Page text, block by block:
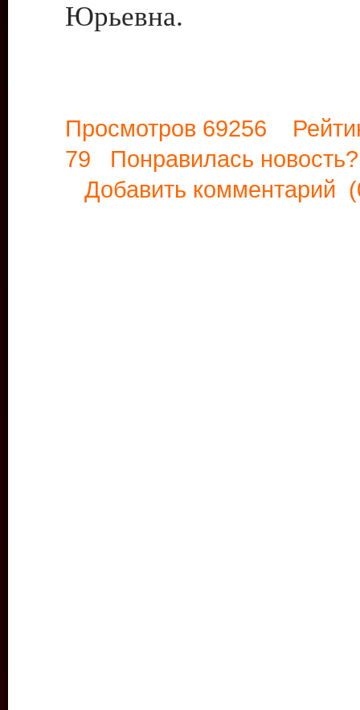
Юрьевна.
Просмотров 69256
79 Понравилась
Добавить комментарий